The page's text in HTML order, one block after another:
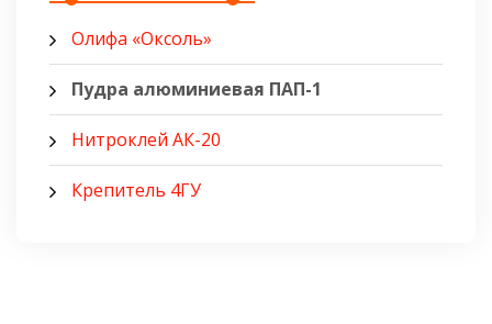
Олифа «Оксоль»
Пудра алюминиевая ПАП-1
Нитроклей АК-20
Крепитель 4ГУ